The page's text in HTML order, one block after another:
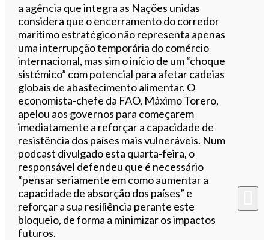
a agência que integra as Nações unidas
considera que o encerramento do corredor
marítimo estratégico não representa apenas
uma interrupção temporária do comércio
internacional, mas sim o início de um “choque
sistémico” com potencial para afetar cadeias
globais de abastecimento alimentar. O
economista-chefe da FAO, Máximo Torero,
apelou aos governos para começarem
imediatamente a reforçar a capacidade de
resistência dos países mais vulneráveis. Num
podcast divulgado esta quarta-feira, o
responsável defendeu que é necessário
“pensar seriamente em como aumentar a
capacidade de absorção dos países” e
reforçar a sua resiliência perante este
bloqueio, de forma a minimizar os impactos
futuros.